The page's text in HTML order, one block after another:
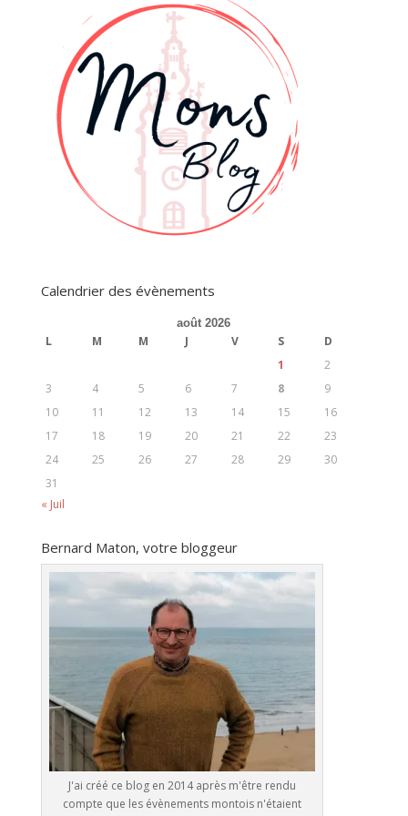
Calendrier des évènements
août 2026
L M M J V S
D
1
2
3
4 5 6 7 8
9
10
11 12 13 14 15
16
17
18 19 20 21 22
23
24
25 26 27 28 29
30
31
« Juil
Bernard Maton, votre bloggeur
J'ai créé ce blog en 2014 après m'être rendu
compte que les évènements montois n'étaient